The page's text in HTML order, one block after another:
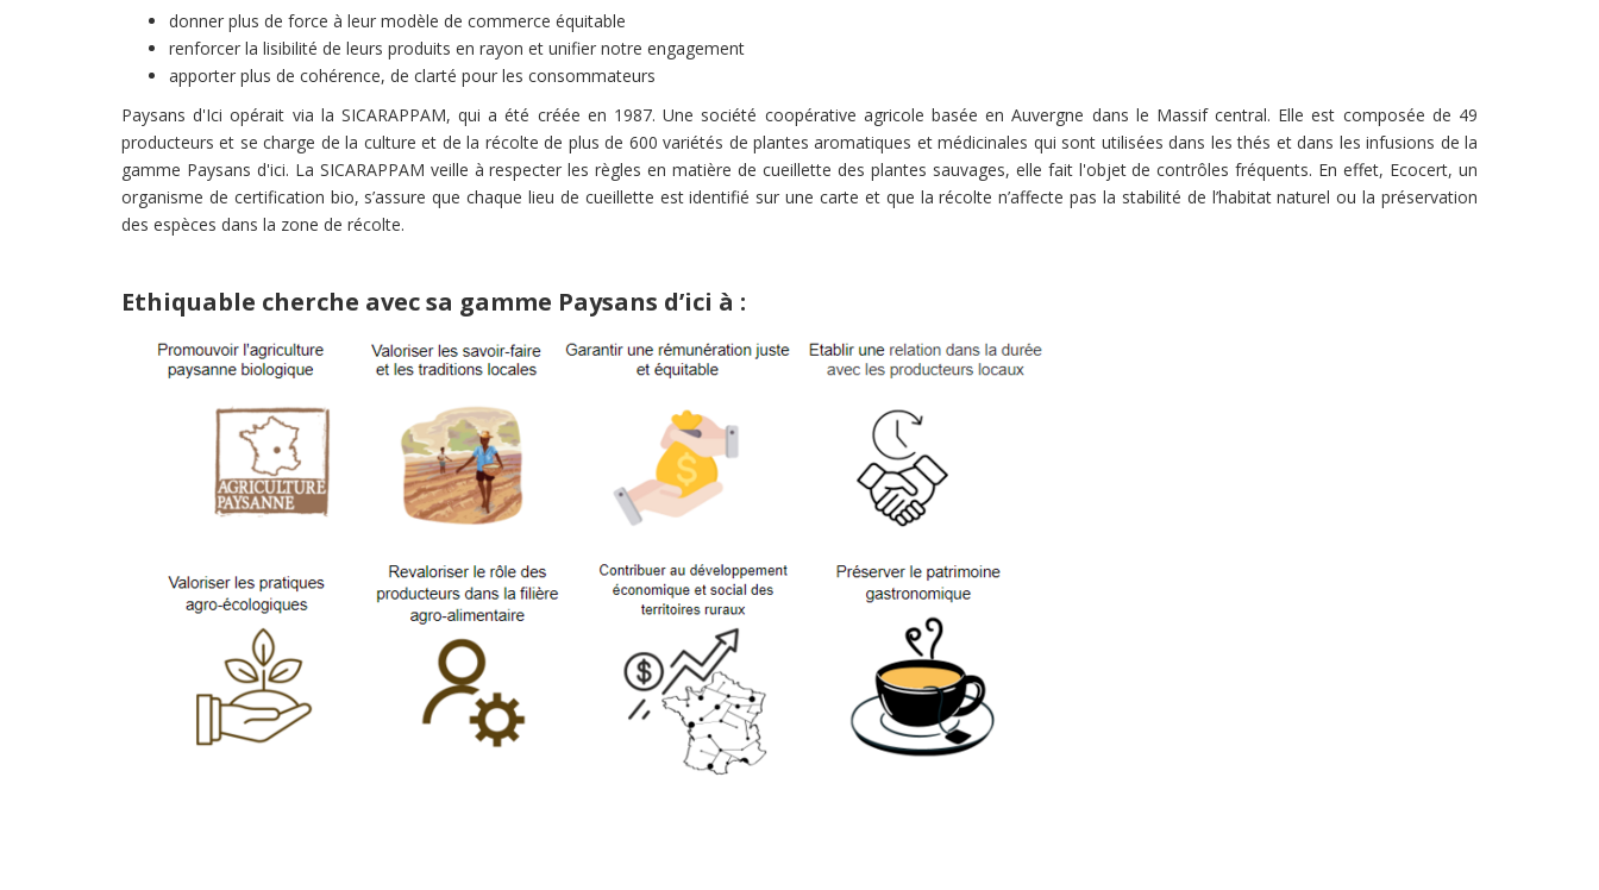
donner plus de force à leur modèle de commerce équitable
renforcer la lisibilité de leurs produits en rayon et unifier notre engagement
apporter plus de cohérence, de clarté pour les consommateurs
Paysans d'Ici opérait via la SICARAPPAM, qui a été créée en 1987. Une société coopérative agricole basée en Auvergne dans le Massif central. Elle est composée de 49
producteurs et se charge de la culture et de la récolte de plus de 600 variétés de plantes aromatiques et médicinales qui sont utilisées dans les thés et dans les infusions de la
gamme Paysans d'ici. La SICARAPPAM veille à respecter les règles en matière de cueillette des plantes sauvages, elle fait l'objet de contrôles fréquents. En effet, Ecocert, un
organisme de certification bio, s’assure que chaque lieu de cueillette est identifié sur une carte et que la récolte n’affecte pas la stabilité de l’habitat naturel ou la préservation
des espèces dans la zone de récolte.
Ethiquable cherche avec sa gamme Paysans d’ici à :